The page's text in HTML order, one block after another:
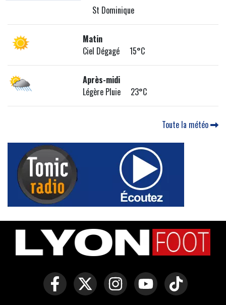
St Dominique
Matin
Ciel Dégagé 15°C
Après-midi
Légère Pluie 23°C
Toute la météo